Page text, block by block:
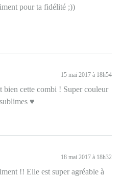
pour ta fidélité ;))
15 mai 2017 à 18h54
bien cette combi ! Super couleur
♥
18 mai 2017 à 18h32
!! Elle est super agréable à